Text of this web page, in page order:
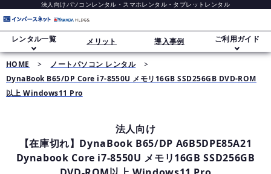
法人向けパソコンレンタル・スマホレンタル・タブレットレンタル
レンタル一覧
ノートパソコンレンタル
デスクトップパソコンレンタル
メリット 導入事例 ご利用ガイド
ご利用ガイド
レンタル追加オプション
データ消去・セキュリティについて
HOME > ノートパソコン レンタル
>
DynaBook B65/DP Core i7-8550U メモリ16GB SSD256GB DVD-ROM
以上 Windows11 Pro
法人向け
【在庫切れ】DynaBook B65/DP A6B5DPE85A21
Dynabook Core i7-8550U メモリ16GB SSD256GB